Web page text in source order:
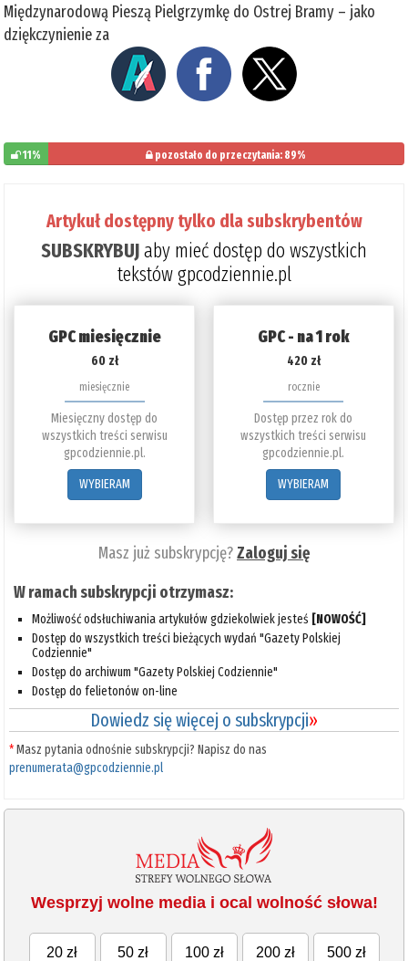
Międzynarodową Pieszą Pielgrzymkę do Ostrej Bramy – jako
dziękczynienie za
11% pozostało do przeczytania: 89%
Artykuł dostępny tylko dla subskrybentów
SUBSKRYBUJaby mieć dostęp do wszystkich
tekstów gpcodziennie.pl
GPC miesięcznie
60 zł
miesięcznie
Miesięczny dostęp do
wszystkich treści serwisu
gpcodziennie.pl.
WYBIERAM
GPC - na 1 rok
420 zł
rocznie
Dostęp przez rok do
wszystkich treści serwisu
gpcodziennie.pl.
WYBIERAM
Masz już subskrypcję?Zaloguj się
W ramach subskrypcji otrzymasz:
Możliwość odsłuchiwania artykułów gdziekolwiek jesteś [NOWOŚĆ]
Dostęp do wszystkich treści bieżących wydań "Gazety Polskiej
Codziennie"
Dostęp do archiwum "Gazety Polskiej Codziennie"
Dostęp do felietonów on-line
Dowiedz się więcej o subskrypcji»
*Masz pytania odnośnie subskrypcji? Napisz do nas
prenumerata@gpcodziennie.pl
Wesprzyj wolne media i ocal wolność słowa!
20 zł 50 zł 100 zł 200 zł 500 zł